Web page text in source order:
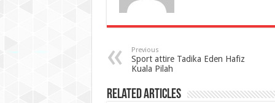
Previous
Sport attire Tadika Eden Hafiz
Kuala Pilah
Related Articles